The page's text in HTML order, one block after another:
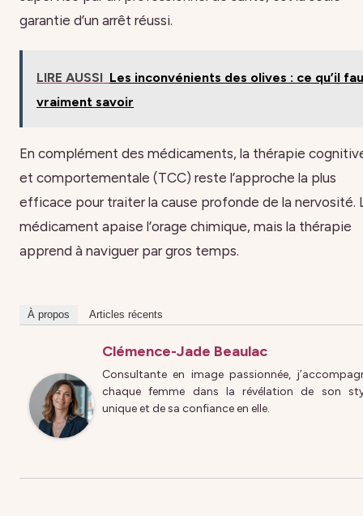
garantie d’un arrêt réussi.
LIRE AUSSI Les inconvénients des olives : ce qu’il
vraiment savoir
En complément des médicaments, la thérapie
et comportementale (TCC) reste l’approche la plus
efficace pour traiter la cause profonde de la nervosité.
médicament apaise l’orage chimique, mais la thérapie
apprend à naviguer par gros temps.
À propos Articles récents
Clémence-Jade Beaulac
Consultante en image passionnée,
chaque femme dans la révélation de son
unique et de sa confiance en elle.